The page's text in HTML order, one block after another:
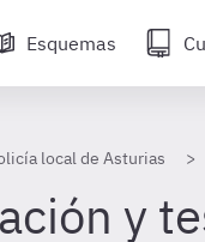
Esquemas
local de Asturias
y